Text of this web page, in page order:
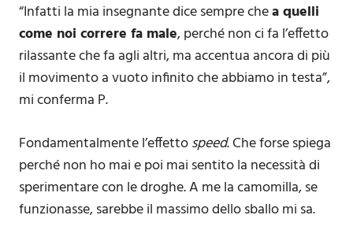
“Infatti la mia insegnante dice sempre chea quelli
come noi correre fa male, perché non ci fa l’effetto
rilassante che fa agli altri, ma accentua ancora di più
il movimento a vuoto infinito che abbiamo in testa”,
mi conferma P.
Fondamentalmente l’effettospeed. Che forse spiega
perché non ho mai e poi mai sentito la necessità di
sperimentare con le droghe. A me la camomilla, se
funzionasse, sarebbe il massimo dello sballo mi sa.